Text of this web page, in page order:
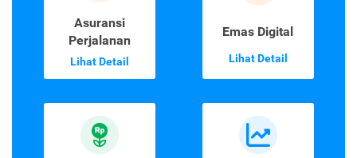
Asuransi
Perjalanan
Lihat Detail
Emas Digital
Lihat Detail